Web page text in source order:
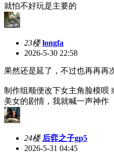
就怕不好玩是主要的
23楼 longfa
2026-5-30 22:58
果然还是延了，不过也再再再
制作组顺便改下女主角脸模呗
美女的剧情，我就喊一声神作
24楼 后弈之子gp5
2026-5-31 04:45